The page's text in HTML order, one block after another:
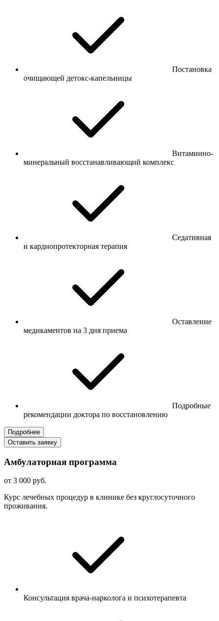
Постановка
очищающей детокс-капельницы
Витаминно-
минеральный восстанавливающий комплекс
Седативная
и кардиопротекторная терапия
Оставление
медикаментов на 3 дня приема
Подробные
рекомендации доктора по восстановлению
Подробнее
Оставить заявку
Амбулаторная программа
от 3 000 руб.
Курс лечебных процедур в клинике без круглосуточного
проживания.
Консультация врача-нарколога и психотерапевта